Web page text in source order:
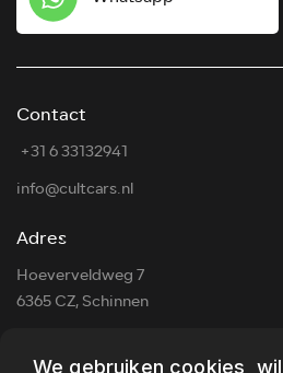
Contact
⁠ ⁠+31 6 33132941
info@cultcars.nl
Adres
Hoeverveldweg 7
6365 CZ, Schinnen
We gebruiken cookies,